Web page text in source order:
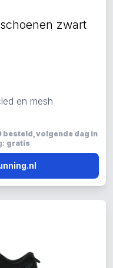
zwart
en mesh
volgende dag in
gratis